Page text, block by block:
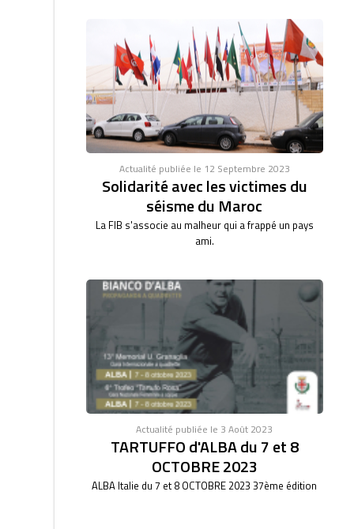
Actualité publiée le 12 Septembre 2023
Solidarité avec les victimes du
séisme du Maroc
La FIB s'associe au malheur qui a frappé un pays
ami.
Actualité publiée le 3 Août 2023
TARTUFFO d'ALBA du 7 et 8
OCTOBRE 2023
ALBA Italie du 7 et 8 OCTOBRE 2023 37ème édition